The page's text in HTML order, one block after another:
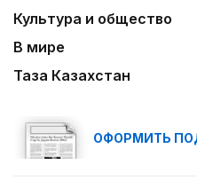
Культура и общество
В мире
Таза Казахстан
ОФОРМИТЬ